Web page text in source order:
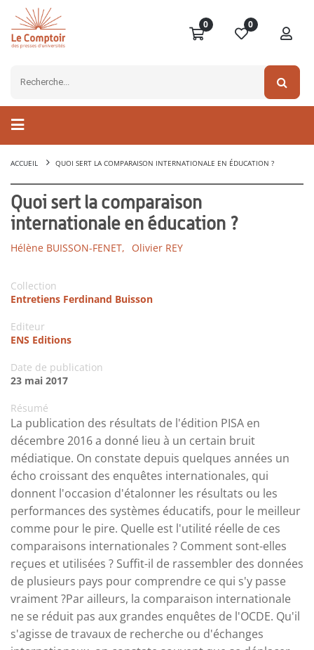
0 0
ACCUEIL QUOI SERT LA COMPARAISON INTERNATIONALE EN ÉDUCATION ?
Quoi sert la comparaison
internationale en éducation ?
Hélène BUISSON-FENET, Olivier REY
Collection
Entretiens Ferdinand Buisson
Editeur
ENS Editions
Date de publication
23 mai 2017
Résumé
La publication des résultats de l'édition PISA en
décembre 2016 a donné lieu à un certain bruit
médiatique. On constate depuis quelques années un
écho croissant des enquêtes internationales, qui
donnent l'occasion d'étalonner les résultats ou les
performances des systèmes éducatifs, pour le meilleur
comme pour le pire. Quelle est l'utilité réelle de ces
comparaisons internationales ? Comment sont-elles
reçues et utilisées ? Suffit-il de rassembler des données
de plusieurs pays pour comprendre ce qui s'y passe
vraiment ?Par ailleurs, la comparaison internationale
ne se réduit pas aux grandes enquêtes de l'OCDE. Qu'il
s'agisse de travaux de recherche ou d'échanges